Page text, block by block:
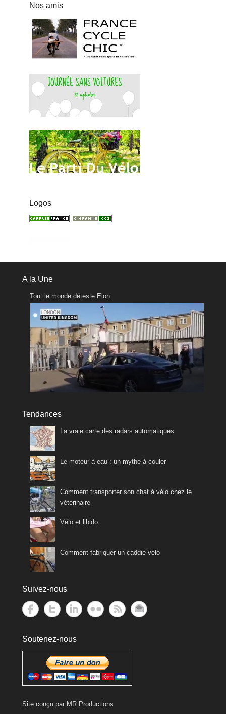
Nos amis
Logos
A la Une
Tout le monde déteste Elon
Tendances
La vraie carte des radars automatiques
Le moteur à eau : un mythe à couler
Comment transporter son chat à vélo chez le
vétérinaire
Vélo et libido
Comment fabriquer un caddie vélo
Suivez-nous
Soutenez-nous
Site conçu par MR Productions